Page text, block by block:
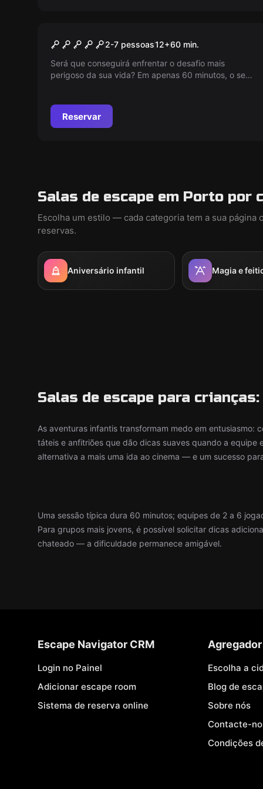
The Game2-7 pessoas12+60 min.
Será que conseguirá enfrentar o desafio mais
perigoso da sua vida? Em apenas 60 minutos, o seu
uma aventura intensa onde tudo pode acontecer e a
sua coragem será testada ao limite.
Reservar
Salas de escape em Porto por
Escolha um estilo — cada categoria tem a sua página
reservas.
Aniversário infantil Magia e
Salas de escape para
As aventuras infantis transformam medo em entusiasmo:
táteis e anfitriões que dão dicas suaves quando a equipe
alternativa a mais uma ida ao cinema — e um sucesso
Uma sessão típica dura 60 minutos; equipes de 2 a 6
Para grupos mais jovens, é possível solicitar dicas
chateado — a dificuldade permanece amigável.
Escape Navigator CRM
Login no Painel
Adicionar escape room
Sistema de reserva online
Agregador
Escolha a
Blog de
Sobre nós
Contacte-
Condições